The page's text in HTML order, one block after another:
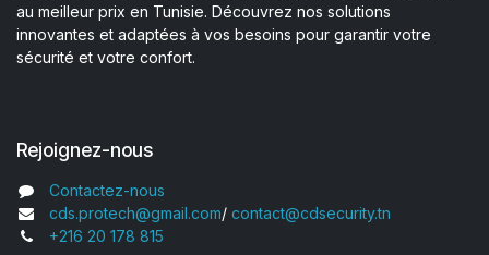
au meilleur prix en Tunisie. Découvrez nos solutions
innovantes et adaptées à vos besoins pour garantir votre
sécurité et votre confort.
Rejoignez-nous
Contactez-nous
cds.protech@gmail.com/ contact@cdsecurity.tn
+216 20 178 815